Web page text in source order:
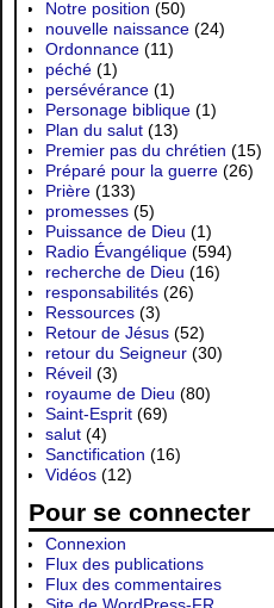
Notre position (50)
nouvelle naissance (24)
Ordonnance (11)
péché (1)
persévérance (1)
Personage biblique (1)
Plan du salut (13)
Premier pas du chrétien (15)
Préparé pour la guerre (26)
Prière (133)
promesses (5)
Puissance de Dieu (1)
Radio Évangélique (594)
recherche de Dieu (16)
responsabilités (26)
Ressources (3)
Retour de Jésus (52)
retour du Seigneur (30)
Réveil (3)
royaume de Dieu (80)
Saint-Esprit (69)
salut (4)
Sanctification (16)
Vidéos (12)
Pour se connecter
Connexion
Flux des publications
Flux des commentaires